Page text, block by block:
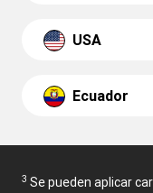
USA
Ecuador
3 Se pueden aplicar